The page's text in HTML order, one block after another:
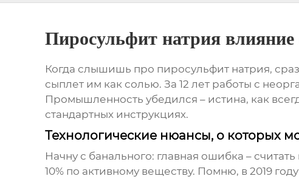
Пиросульфит натрия влияние
Когда слышишь про пиросульфит натрия,
сыплет им как солью. За 12 лет работы с
Промышленность убедился – истина, как
стандартных инструкциях.
Технологические нюансы, о которых
Начну с банального: главная ошибка – считать
10% по активному веществу. Помню, в 2019